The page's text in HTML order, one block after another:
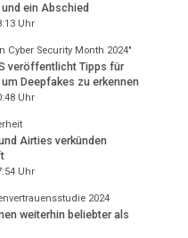
ein Abschied
Uhr
Cyber Security Month 2024"
veröffentlicht Tipps für
Deepfakes zu erkennen
Uhr
Airties verkünden
Uhr
2024
weiterhin beliebter als